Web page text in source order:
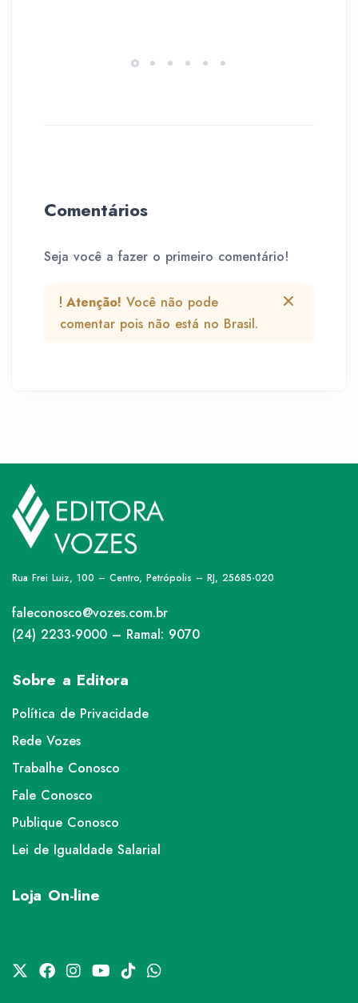
Comentários
Seja você a fazer o primeiro comentário!
Atenção! Você não pode
comentar pois não está no Brasil.
Rua Frei Luiz, 100 – Centro, Petrópolis – RJ, 25685-020
faleconosco@vozes.com.br
(24) 2233-9000 – Ramal: 9070
Sobre a Editora
Política de Privacidade
Rede Vozes
Trabalhe Conosco
Fale Conosco
Publique Conosco
Lei de Igualdade Salarial
Loja On-line